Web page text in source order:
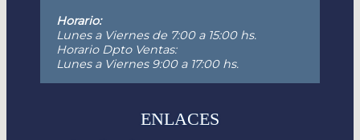
Horario:
Lunes a Viernes de 7:00 a 15:00 hs.
Horario Dpto Ventas:
Lunes a Viernes 9:00 a 17:00 hs.
ENLACES